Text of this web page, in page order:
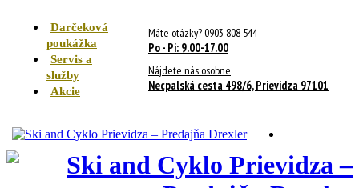
Darčeková
poukážka
Servis a
služby
Akcie
Máte otázky? 0903 808 544
Po - Pi: 9.00-17.00
Nájdete nás osobne
Necpalská cesta 498/6, Prievidza 97101